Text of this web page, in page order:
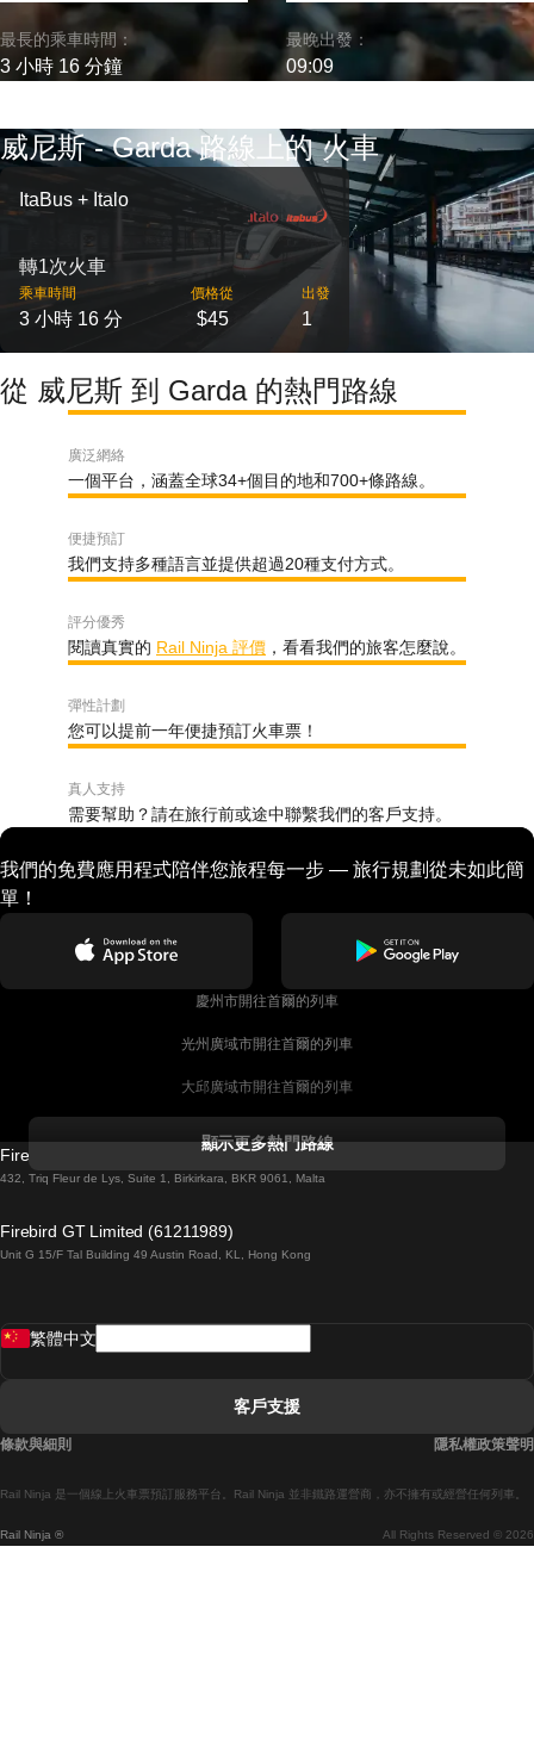
最長的乘車時間：
3 小時 16 分鐘
最晚出發：
09:09
威尼斯 - Garda 路線上的 火車
ItaBus + Italo
轉1次火車
乘車時間
3 小時 16 分
價格從
$45
出發
1
從 威尼斯 到 Garda 的熱門路線
廣泛網絡
一個平台，涵蓋全球34+個目的地和700+條路線。
便捷預訂
我們支持多種語言並提供超過20種支付方式。
評分優秀
閱讀真實的 Rail Ninja 評價 ，看看我們的旅客怎麼說。
彈性計劃
您可以提前一年便捷預訂火車票！
真人支持
需要幫助？請在旅行前或途中聯繫我們的客戶支持。
我們的免費應用程式陪伴您旅程每一步 — 旅行規劃從未如此簡
單！
慶州市開往首爾的列車
光州廣域市開往首爾的列車
大邱廣域市開往首爾的列車
都柏林開往戈尔韦的列車
羅馬開往拿坡里的列車
顯示更多熱門路線
Firebird GT Limited (OC 1451)
432, Triq Fleur de Lys, Suite 1, Birkirkara, BKR 9061, Malta
Firebird GT Limited (61211989)
Unit G 15/F Tal Building 49 Austin Road, KL, Hong Kong
Rail Ninja ® All Rights Reserved © 2026
Rail Ninja 是一個線上火車票預訂服務平台。Rail Ninja 並非鐵路運營商，亦不擁有或經營任何列車。
繁體中文
客戶支援
條款與細則 隱私權政策聲明